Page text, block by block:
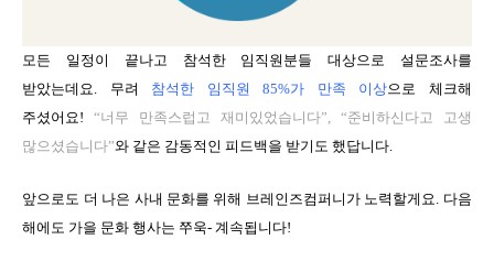
모든 일정이 끝나고 참석한 임직원분들 대상으로 설문조사를
받았는데요. 무려 참석한 임직원 85%가 만족 이상으로 체크해
주셨어요!“너무 만족스럽고 재미있었습니다”, “준비하신다고 고생
많으셨습니다”와 같은 감동적인 피드백을 받기도 했답니다.
앞으로도 더 나은 사내 문화를 위해 브레인즈컴퍼니가 노력할게요. 다음
해에도 가을 문화 행사는 쭈욱- 계속됩니다!